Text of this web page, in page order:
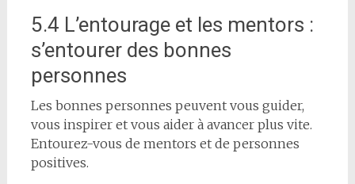
5.4 L’entourage et les mentors :
s’entourer des bonnes
personnes
Les bonnes personnes peuvent vous guider,
vous inspirer et vous aider à avancer plus vite.
Entourez-vous de mentors et de personnes
positives.